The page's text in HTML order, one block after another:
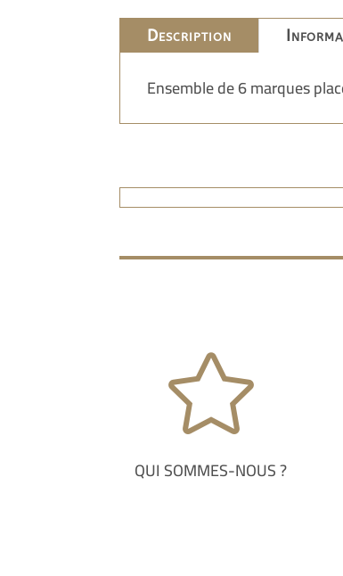
Description
Ensemble de 6 marques

QUI SOMMES-NOUS ?